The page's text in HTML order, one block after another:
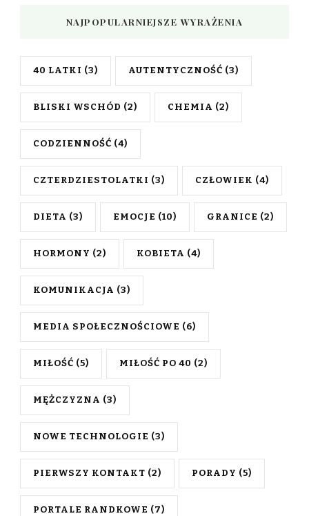
NAJPOPULARNIEJSZE WYRAŻENIA
40 LATKI (3) AUTENTYCZNOŚĆ (3)
BLISKI WSCHÓD (2) CHEMIA (2)
CODZIENNOŚĆ (4)
CZTERDZIESTOLATKI (3) CZŁOWIEK (4)
DIETA (3) EMOCJE (10) GRANICE (2)
HORMONY (2) KOBIETA (4)
KOMUNIKACJA (3)
MEDIA SPOŁECZNOŚCIOWE (6)
MIŁOŚĆ (5) MIŁOŚĆ PO 40 (2)
MĘŻCZYZNA (3)
NOWE TECHNOLOGIE (3)
PIERWSZY KONTAKT (2) PORADY (5)
PORTALE RANDKOWE (7)